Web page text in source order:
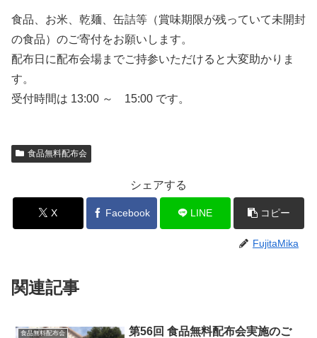
食品、お米、乾麺、缶詰等（賞味期限が残っていて未開封
の食品）のご寄付をお願いします。
配布日に配布会場までご持参いただけると大変助かりま
す。
受付時間は 13:00 ～ 15:00 です。
食品無料配布会
シェアする
X Facebook LINE コピー
FujitaMika
関連記事
食品無料配布会
第56回 食品無料配布会実施のご